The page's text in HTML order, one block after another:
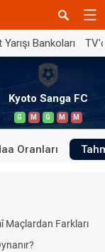
Yarışı Bankoları
Kyoto Sanga FC
G M G M M
Oranları
Maçlardan Farkları